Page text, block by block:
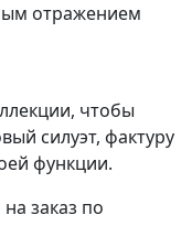
отражением
чтобы
силуэт, фактуру
функции.
заказ по